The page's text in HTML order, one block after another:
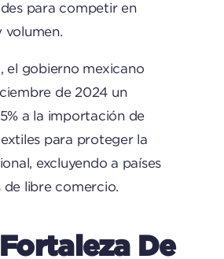
para competir en
volumen.
el gobierno mexicano
de 2024 un
a la importación de
para proteger la
excluyendo a países
libre comercio.
De